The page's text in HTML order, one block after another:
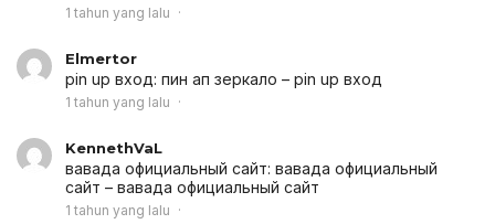
1 tahun yang lalu
Elmertor
pin up вход: пин ап зеркало – pin up вход
1 tahun yang lalu
KennethVaL
вавада официальный сайт: вавада официальный
сайт – вавада официальный сайт
1 tahun yang lalu